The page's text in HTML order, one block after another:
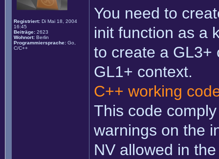
Registriert: Di Mai 18, 2004
16:45
Beiträge: 2623
Wohnort: Berlin
Programmiersprache: Go,
C/C++
You need to
init function as a
to create a GL3+
GL1+ context.
C++ working
This code
warnings on the
NV allowed in